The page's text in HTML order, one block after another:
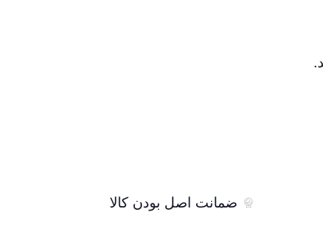
ضمانت اصل بودن کالا